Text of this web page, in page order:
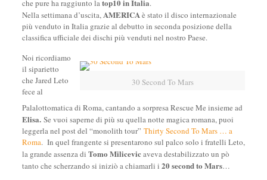
che pure ha raggiunto latop10 in Italia.
Nella settimana d’uscita,AMERICAè stato il disco internazionale
più venduto in Italia grazie al debutto in seconda posizione della
classifica ufficiale dei dischi più venduti nel nostro Paese.
30 Second To Mars
Noi ricordiamo
il siparietto
che Jared Leto
fece al
Palalottomatica di Roma, cantando a sorpresa Rescue Me insieme ad
Elisa. Se vuoi saperne di più su quella notte magica romana, puoi
leggerla nel post del “monolith tour” Thirty Second To Mars … a
Roma. In quel frangente si presentarono sul palco solo i fratelli Leto,
la grande assenza di Tomo Milicevicaveva destabilizzato un pò
tanto che scherzando si iniziò a chiamarli i 20 second to Mars…